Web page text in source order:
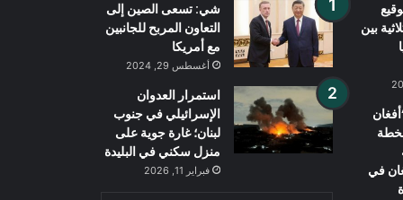
بين
في
شي: تسعى الصين إلى
التعاون المربح للجانبين
مع أمريكا
أغسطس 29, 2024
استمرار العدوان
الإسرائيلي في جنوب
لبنان؛ غارة جوية على
منزل سكني في البليدة
فبراير 11, 2026